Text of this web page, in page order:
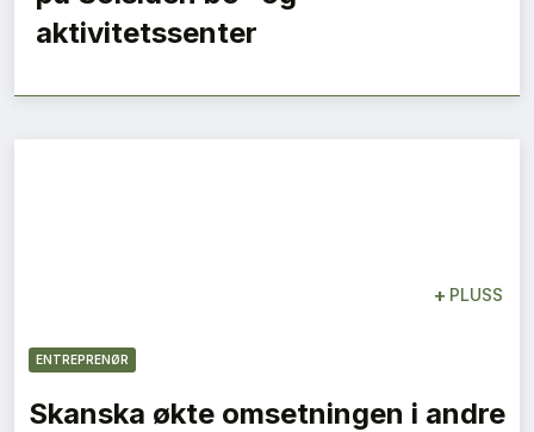
aktivitetssenter
+ PLUSS
ENTREPRENØR
Skanska økte omsetningen i andre